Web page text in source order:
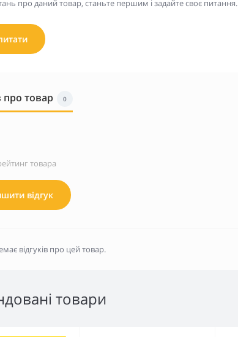
про даний товар, станьте першим і задайте своє питання.
про товар 0
товара
відгук
відгуків про цей товар.
товари